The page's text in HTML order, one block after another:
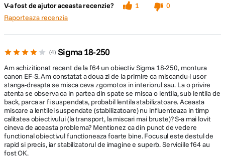
V-a fost de ajutor aceasta recenzie? 1
0
Raporteaza recenzia
4 Sigma 18-250
Am achizitionat recent de la f64 un obiectiv Sigma 18-250, montura
canon EF-S. Am constatat a doua zi de la primire ca miscandu-l usor
stanga-dreapta se misca ceva zgomotos in interiorul sau. La o privire
atenta se observa ca in partea din spate se misca o lentila, sub lentila de
back, parca ar fi suspendata, probabil lentila stabilizatoare. Aceasta
miscare a lentilei suspendate (stabilizatoare) nu influenteaza in timp
calitatea obiectivului (la transport, la miscari mai bruste)? S-a mai lovit
cineva de aceasta problema? Mentionez ca din punct de vedere
functional obiectivul functioneaza foarte bine. Focusul este destul de
rapid si precis, iar stabilizatorul de imagine e superb. Serviciile f64 au
fost OK.